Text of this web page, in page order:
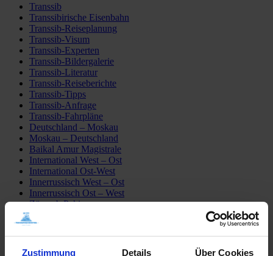
Zustimmung Details Über Cookies
Transsib
Transsibirische Eisenbahn
Transsib-Reiseplanung
Transsib-Visum
Transsib-Experten
Transsib-Bildergalerie
Transsib-Literatur
Transsib-Reiseberichte
Transsib-Tipps
Transsib-Anfrage
Transsib-Fahrpläne
Deutschland – Moskau
Moskau – Deutschland
Baikal Amur Magistrale
International West – Ost
International Ost-West
Innerrussisch West – Ost
Innerrussisch Ost – West
Züge ab Peking
Detailfahrpläne
Transsib Preise & Kosten
Preise
Hotel